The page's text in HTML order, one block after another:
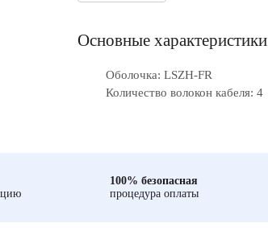
Основные характеристики
Оболочка: LSZH-FR
Количество волокон кабеля: 4
100% безопасная
процедура оплаты